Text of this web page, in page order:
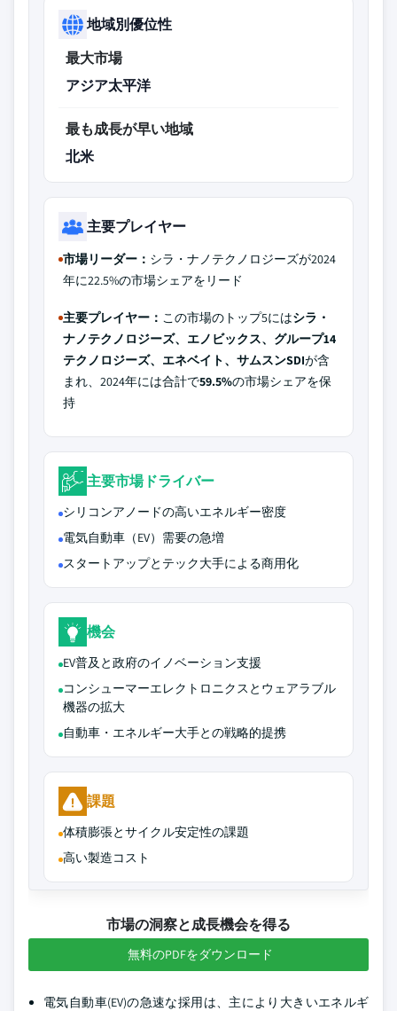
地域別優位性
最大市場
アジア太平洋
最も成長が早い地域
北米
主要プレイヤー
市場リーダー： シラ・ナノテクノロジーズが2024
年に22.5%の市場シェアをリード
主要プレイヤー： この市場のトップ5にはシラ・
ナノテクノロジーズ、エノビックス、グループ14
テクノロジーズ、エネベイト、サムスンSDIが含
まれ、2024年には合計で59.5%の市場シェアを保
持
主要市場ドライバー
シリコンアノードの高いエネルギー密度
電気自動車（EV）需要の急増
スタートアップとテック大手による商用化
機会
EV普及と政府のイノベーション支援
コンシューマーエレクトロニクスとウェアラブル
機器の拡大
自動車・エネルギー大手との戦略的提携
課題
体積膨張とサイクル安定性の課題
高い製造コスト
市場の洞察と成長機会を得る
無料のPDFをダウンロード
電気自動車(EV)の急速な採用は、主により大きいエネルギ